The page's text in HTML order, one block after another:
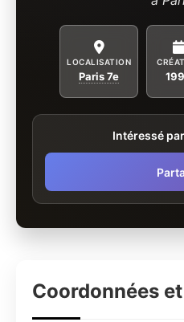
LOCALISATION
Paris 7e
Intéressé
Coordonnées